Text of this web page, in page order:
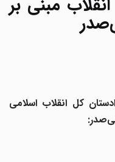
مبنی بر
کل انقلاب اسلامی